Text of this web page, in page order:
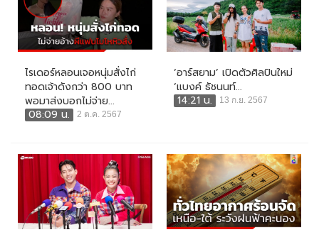
ไรเดอร์หลอนเจอหนุ่มสั่งไก่
ทอดเจ้าดังกว่า 800 บาท
พอมาส่งบอกไม่จ่าย...
08:09 น.
2 ต.ค. 2567
‘อาร์สยาม’ เปิดตัวศิลปินใหม่
‘แบงค์ ธัชนนท์...
14:21 น.
13 ก.ย. 2567